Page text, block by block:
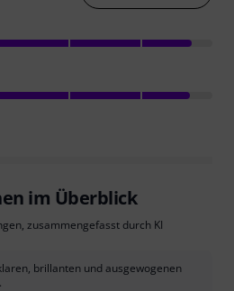
im Überblick
zusammengefasst durch KI
brillanten und ausgewogenen